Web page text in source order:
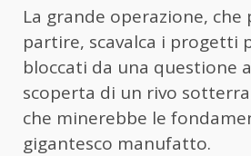
La grande operazione,
partire, scavalca i progetti
bloccati da una questione
scoperta di un rivo
che minerebbe le
gigantesco manufatto.